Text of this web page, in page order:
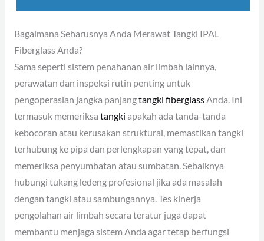
Bagaimana Seharusnya Anda Merawat Tangki IPAL
Fiberglass Anda?
Sama seperti sistem penahanan air limbah lainnya,
perawatan dan inspeksi rutin penting untuk
pengoperasian jangka panjangtangki fiberglassAnda. Ini
termasuk memeriksa tangki apakah ada tanda-tanda
kebocoran atau kerusakan struktural, memastikan tangki
terhubung ke pipa dan perlengkapan yang tepat, dan
memeriksa penyumbatan atau sumbatan. Sebaiknya
hubungi tukang ledeng profesional jika ada masalah
dengan tangki atau sambungannya. Tes kinerja
pengolahan air limbah secara teratur juga dapat
membantu menjaga sistem Anda agar tetap berfungsi